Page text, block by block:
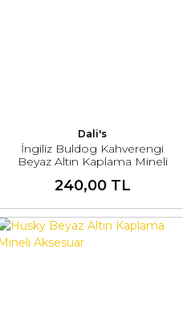
Dali's
İngiliz Buldog Kahverengi
Beyaz Altın Kaplama Mineli
240,00 TL